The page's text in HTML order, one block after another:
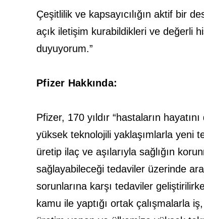
Çeşitlilik ve kapsayıcılığın aktif bir
açık iletişim kurabildikleri ve değerli
duyuyorum.”
Pfizer Hakkında:
Pfizer, 170 yıldır “hastaların
yüksek teknolojili yaklaşımlarla yeni
üretip ilaç ve aşılarıyla sağlığın
sağlayabileceği tedaviler üzerinde
sorunlarına karşı tedaviler
kamu ile yaptığı ortak çalışmalarla